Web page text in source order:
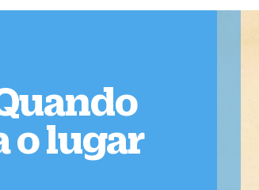
o lugar